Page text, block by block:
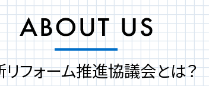
フォーム推進協議会とは？